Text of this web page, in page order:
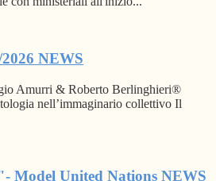
NEWS
Amurri & Roberto Berlinghieri®
nell’immaginario collettivo Il
Model United Nations NEWS